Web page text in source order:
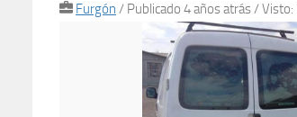
Furgón / Publicado 4 años atrás/ Visto: